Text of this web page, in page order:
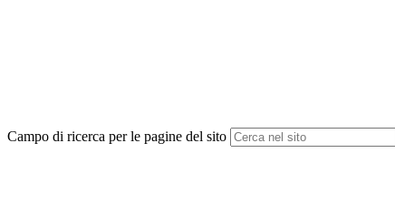
Campo di ricerca per le pagine del sito